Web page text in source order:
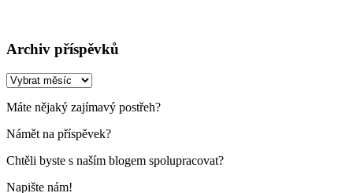
Archiv příspěvků
Archiv
Máte nějaký zajímavý postřeh?
Námět na příspěvek?
Chtěli byste s naším blogem spolupracovat?
Napište nám!